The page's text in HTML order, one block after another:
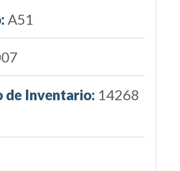
A51
de Inventario: 14268